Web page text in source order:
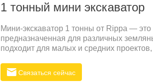
1 тонный мини экскаватор
Мини-экскаватор 1 тонны от Rippa —
предназначенная для различных
подходит для малых и средних
делают его превосходным выбором для
преимущество:Rippa стремится
Связаться сейчас